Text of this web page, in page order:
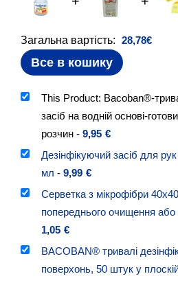
Загальна вартість: 28,78€
Все в кошику
This Product: Bacoban®-
засіб на водній основі-
розчин - 9,95 €
Дезінфікуючий засіб для
мл - 9,99 €
Серветка з мікрофібри
попереднього очищення або
1,05 €
BACOBAN® тривалі
поверхонь, 50 штук у